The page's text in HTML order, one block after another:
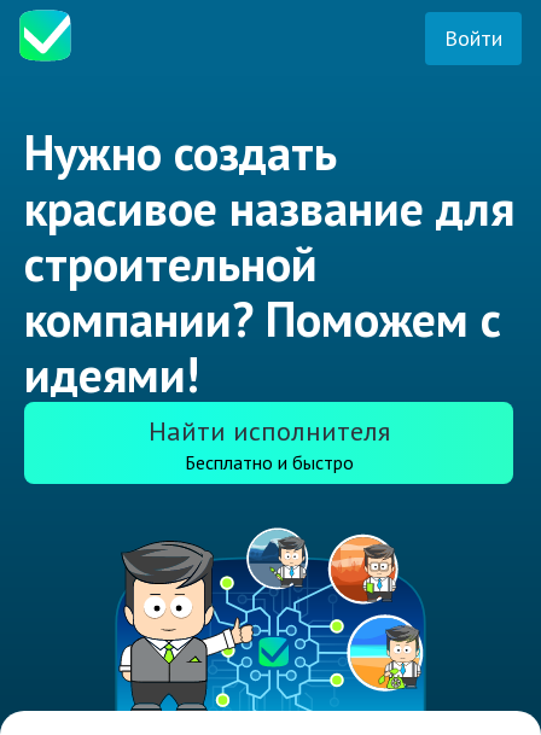
Войти
Нужно создать
красивое название для
строительной
компании? Поможем с
идеями!
Найти исполнителя
Бесплатно и быстро